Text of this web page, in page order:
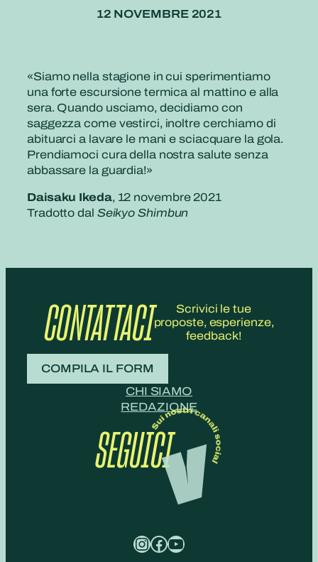
12 NOVEMBRE 2021
«Siamo nella stagione in cui sperimentiamo
una forte escursione termica al mattino e alla
sera. Quando usciamo, decidiamo con
saggezza come vestirci, inoltre cerchiamo di
abituarci a lavare le mani e sciacquare la gola.
Prendiamoci cura della nostra salute senza
abbassare la guardia!»
Daisaku Ikeda, 12 novembre 2021
Tradotto dal Seikyo Shimbun
CONTATTACI
Scrivici le tue
proposte, esperienze,
feedback!
COMPILA IL FORM
CHI SIAMO
REDAZIONE
SEGUICI
InstagramFacebook YouTube